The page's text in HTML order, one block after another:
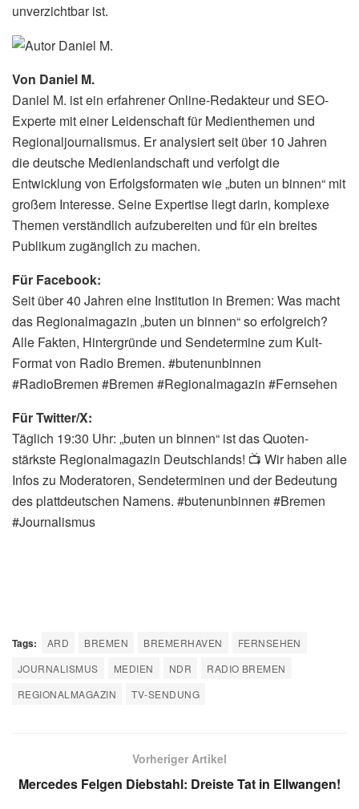
unverzichtbar ist.
Von Daniel M.
Daniel M. ist ein erfahrener Online-Redakteur und SEO-
Experte mit einer Leidenschaft für Medienthemen und
Regionaljournalismus. Er analysiert seit über 10 Jahren
die deutsche Medienlandschaft und verfolgt die
Entwicklung von Erfolgsformaten wie „buten un binnen“ mit
großem Interesse. Seine Expertise liegt darin, komplexe
Themen verständlich aufzubereiten und für ein breites
Publikum zugänglich zu machen.
Für Facebook:
Seit über 40 Jahren eine Institution in Bremen: Was macht
das Regionalmagazin „buten un binnen“ so erfolgreich?
Alle Fakten, Hintergründe und Sendetermine zum Kult-
Format von Radio Bremen. #butenunbinnen
#RadioBremen #Bremen #Regionalmagazin #Fernsehen
Für Twitter/X:
Täglich 19:30 Uhr: „buten un binnen“ ist das Quoten-
stärkste Regionalmagazin Deutschlands! 📺 Wir haben alle
Infos zu Moderatoren, Sendeterminen und der Bedeutung
des plattdeutschen Namens. #butenunbinnen #Bremen
#Journalismus
Tags: ARD BREMEN BREMERHAVEN
FERNSEHEN
JOURNALISMUS
MEDIEN NDR
RADIO BREMEN
REGIONALMAGAZIN
TV-SENDUNG
Vorheriger Artikel
Mercedes Felgen Diebstahl: Dreiste Tat in Ellwangen!